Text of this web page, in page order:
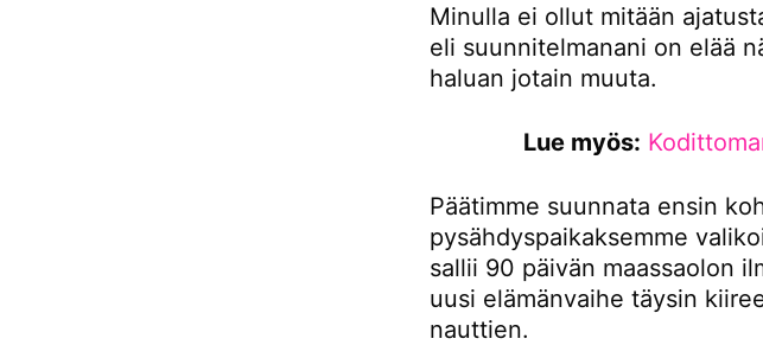
Minulla ei ollut mitään
eli suunnitelmanani on elää
haluan jotain muuta.
Lue myös:
Päätimme suunnata ensin
pysähdyspaikaksemme
sallii 90 päivän maassaolon
uusi elämänvaihe täysin
nauttien.